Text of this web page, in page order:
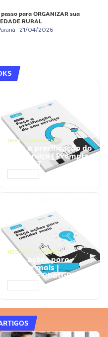
para ORGANIZAR sua
RURAL
21/04/2026
GESTÃO FINANCEIRA
Faça a precificação do
seu serviço | Prompts
ChatGPT
NEGÓCIOS, VENDAS
Faça ações para
vender mais |
Prompts ChatGPT